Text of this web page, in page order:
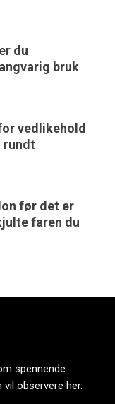
du
bruk
vedlikehold
rundt
før det er
faren du
spennende
observere her.